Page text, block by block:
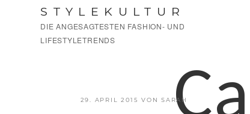
STYLEKULTUR
DIE ANGESAGTESTEN FASHION- UND
LIFESTYLETRENDS
VERÖFFENTLICHT
29. APRIL 2015 VONSARAH